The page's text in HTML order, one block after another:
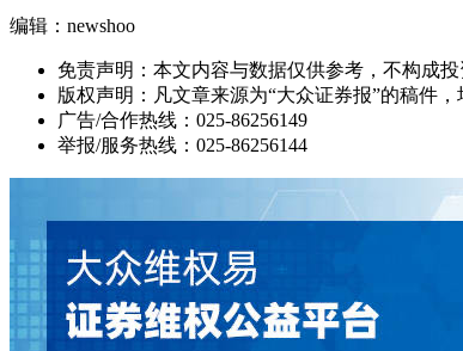
编辑：newshoo
免责声明：本文内容与数据仅供参考，不构成
版权声明：凡文章来源为“大众证券报”的稿件
广告/合作热线：025-86256149
举报/服务热线：025-86256144